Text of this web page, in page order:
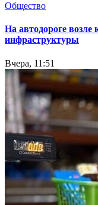
Общество
На автодороге
инфраструктуры
Вчера, 11:51